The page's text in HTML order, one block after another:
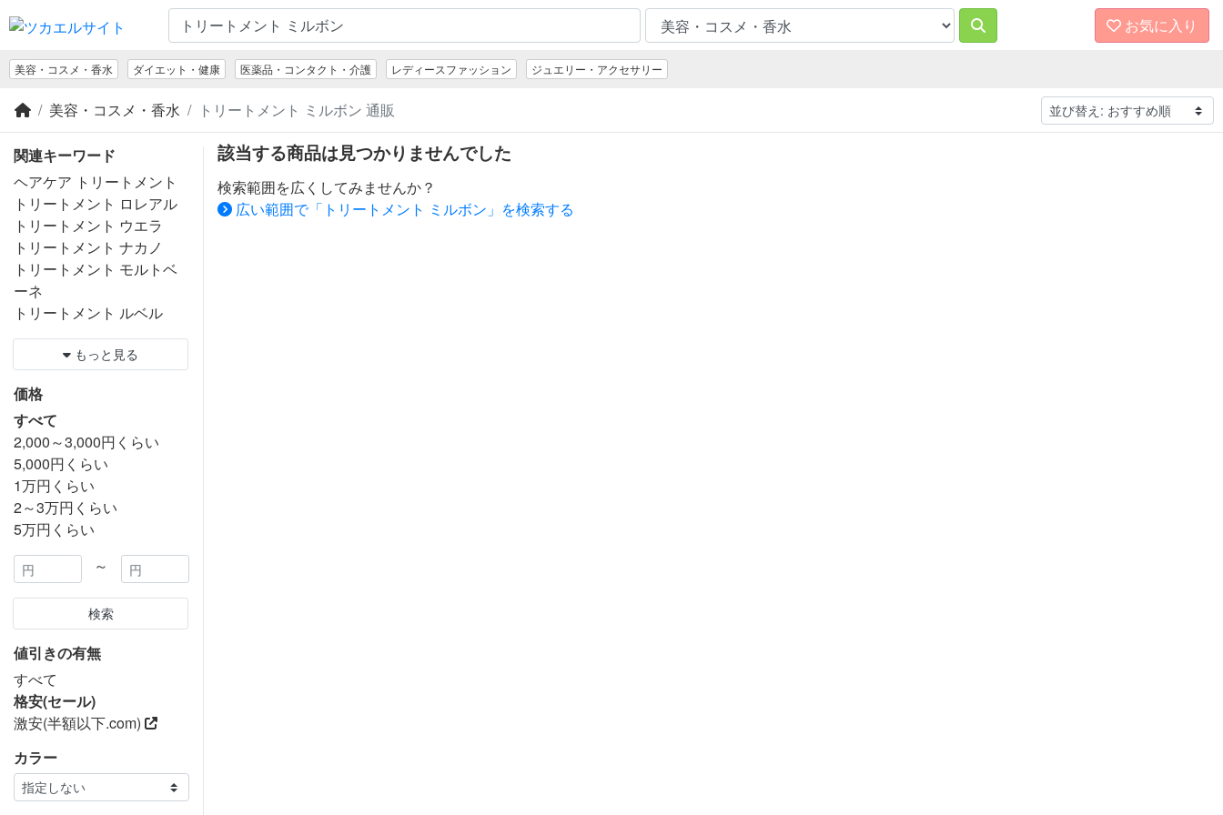
お気に入り
美容・コスメ・香水 ダイエット・健康 医薬品・コンタクト・介護 レディースファッション ジュエリー・アクセサリー
美容・コスメ・香水 トリートメント ミルボン 通販
関連キーワード
ヘアケア トリートメント
トリートメント ロレアル
トリートメント ウエラ
トリートメント ナカノ
トリートメント モルトベ
ーネ
トリートメント ルベル
もっと見る
価格
すべて
2,000～3,000円くらい
5,000円くらい
1万円くらい
2～3万円くらい
5万円くらい
～
検索
値引きの有無
すべて
格安(セール)
激安(半額以下.com)
カラー
該当する商品は見つかりませんでした
検索範囲を広くしてみませんか？
広い範囲で「トリートメント ミルボン」を検索する